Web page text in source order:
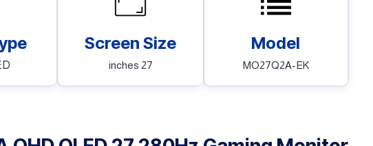
Model
MO27Q2A-EK
Screen Size
27 inches